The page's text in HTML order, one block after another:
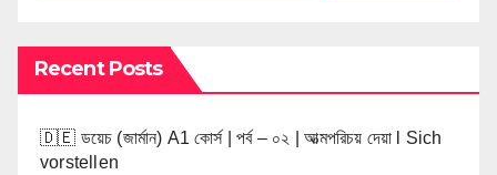
Recent Posts
🇩🇪 ডয়েচ (জার্মান) A1 কোর্স | পর্ব – ০২ | আত্মপরিচয় দেয়া l Sich
vorstellen